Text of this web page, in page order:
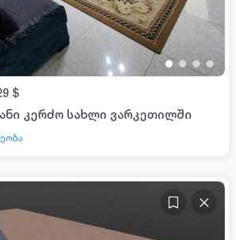
••• •
$
კერძო სახლი ვარკეთილში